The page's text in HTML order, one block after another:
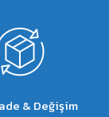
& Değişim